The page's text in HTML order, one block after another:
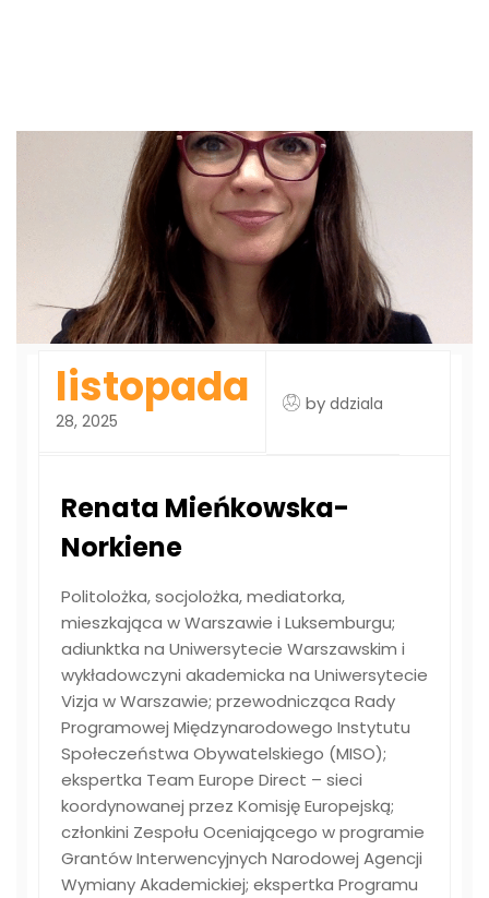
listopada
28, 2025
by ddziala
Renata Mieńkowska-
Norkiene
Politolożka, socjolożka, mediatorka,
mieszkająca w Warszawie i Luksemburgu;
adiunktka na Uniwersytecie Warszawskim i
wykładowczyni akademicka na Uniwersytecie
Vizja w Warszawie; przewodnicząca Rady
Programowej Międzynarodowego Instytutu
Społeczeństwa Obywatelskiego (MISO);
ekspertka Team Europe Direct – sieci
koordynowanej przez Komisję Europejską;
członkini Zespołu Oceniającego w programie
Grantów Interwencyjnych Narodowej Agencji
Wymiany Akademickiej; ekspertka Programu